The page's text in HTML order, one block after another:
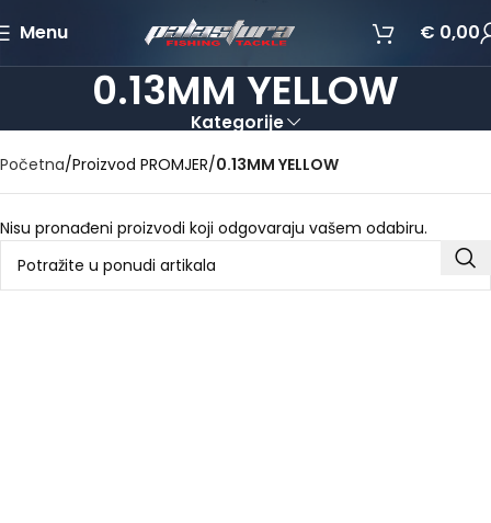
Menu € 0,00
0.13MM YELLOW
Kategorije
Početna Proizvod PROMJER 0.13MM YELLOW
Nisu pronađeni proizvodi koji odgovaraju vašem odabiru.